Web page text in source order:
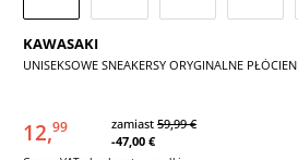
KAWASAKI
UNISEKSOWE SNEAKERSY ORYGINALNE
12,99 zamiast 59,99 €
-47,00 €